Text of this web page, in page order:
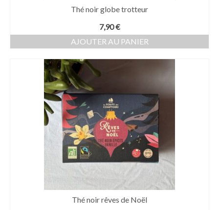
Thé noir globe trotteur
7,90€
AJOUTER AU PANIER
Thé noir rêves de Noël